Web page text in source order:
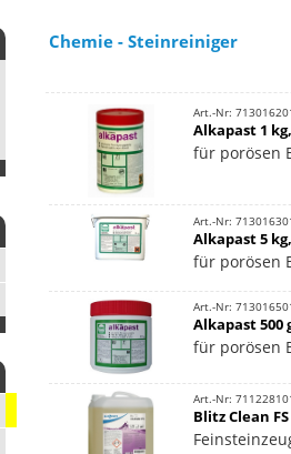
Chemie - Steinreiniger
Art.-Nr:
Alkapast 1
für porösen
Art.-Nr:
Alkapast 5
für porösen
Art.-Nr:
Alkapast 500
für porösen
Art.-Nr:
Blitz Clean